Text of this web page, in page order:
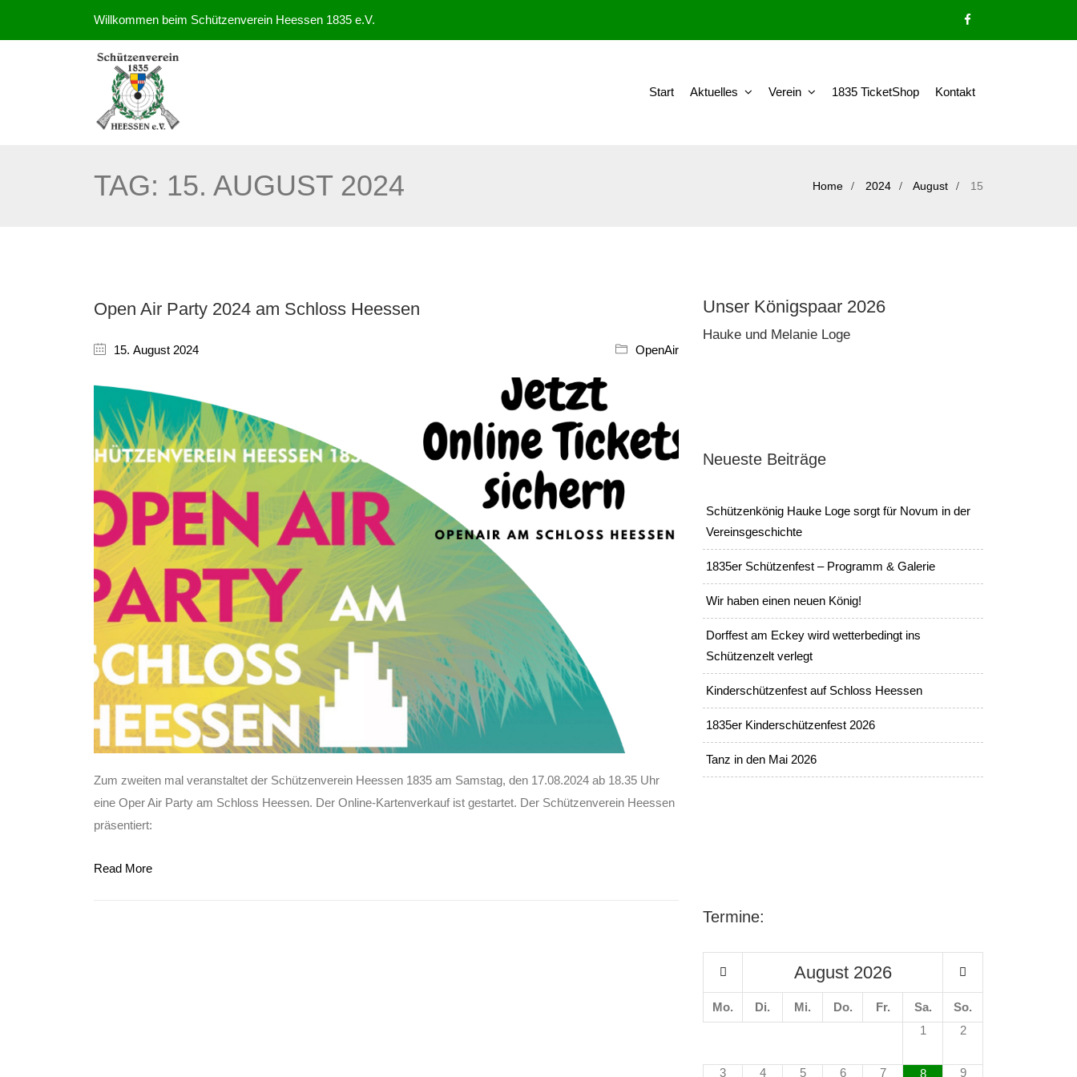
Willkommen beim Schützenverein Heessen 1835 e.V.
Start Aktuelles Verein 1835 TicketShop Kontakt
TAG: 15. AUGUST 2024 Home 2024 August 15
Open Air Party 2024 am Schloss Heessen
15. August 2024 OpenAir
Zum zweiten mal veranstaltet der Schützenverein Heessen 1835 am Samstag, den 17.08.2024 ab 18.35 Uhr
eine Oper Air Party am Schloss Heessen. Der Online-Kartenverkauf ist gestartet. Der Schützenverein Heessen
präsentiert:
Read More
Unser Königspaar 2026
Hauke und Melanie Loge
Neueste Beiträge
Schützenkönig Hauke Loge sorgt für Novum in der
Vereinsgeschichte
1835er Schützenfest – Programm & Galerie
Wir haben einen neuen König!
Dorffest am Eckey wird wetterbedingt ins
Schützenzelt verlegt
Kinderschützenfest auf Schloss Heessen
1835er Kinderschützenfest 2026
Tanz in den Mai 2026
Termine:
August 2026
Mo. Di. Mi. Do. Fr. Sa.
So.
1
2
3 4 5 6 7 8 9